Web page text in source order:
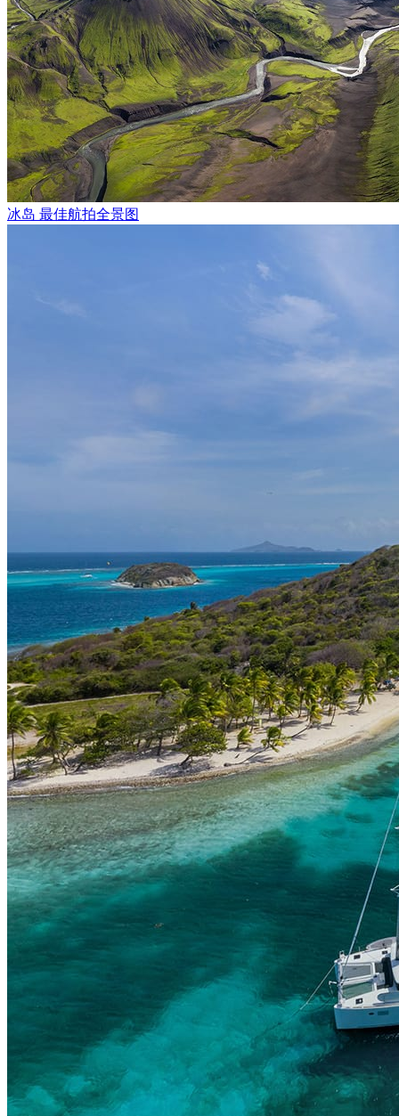
珊瑚礁周围生机盎然：成群的彩色鱼群同步转向，在水中绘出
有大型生物从深海浮现——优雅的魟鱼、警觉的礁鲨保持着
域增添野性与自由的气息。
阿尔达布拉时刻提醒我们，海洋生态系统何等脆弱而珍贵。这
数，它向我们展现了无人打扰时海洋最本真的模样。这不仅是
摄影：奥列格・加普纽克、
冰岛 最佳航拍全景图